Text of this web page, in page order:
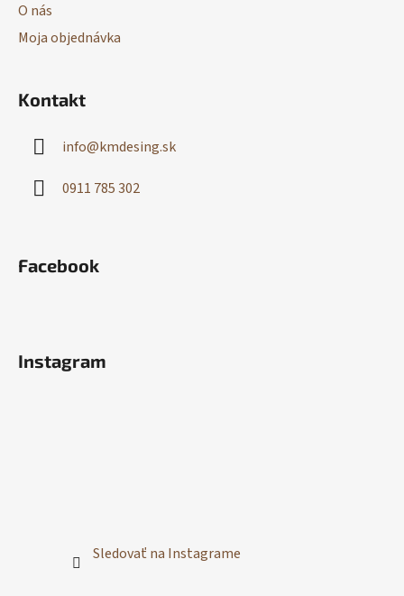
O nás
Moja objednávka
Kontakt
info@kmdesing.sk
0911 785 302
Facebook
Instagram
Sledovať na Instagrame